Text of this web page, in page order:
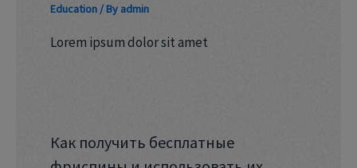
Education/ By admin
Lorem ipsum dolor sit amet
Как получить бесплатные